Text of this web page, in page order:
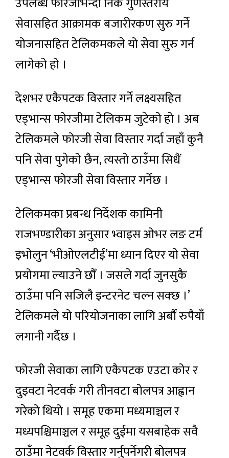
सेवासहित आक्रामक बजारीरकण सुरु गर्ने
योजनासहित टेलिकमकले यो सेवा सुरु गर्न
लागेको हो ।
देशभर एकैपटक विस्तार गर्ने लक्ष्यसहित
एड्भान्स फोरजीमा टेलिकम जुटेको हो । अब
टेलिकमले फोरजी सेवा विस्तार गर्दा जहाँ कुनै
पनि सेवा पुगेको छैन, त्यस्तो ठाउँमा सिधैं
एड्भान्स फोरजी सेवा विस्तार गर्नेछ ।
टेलिकमका प्रबन्ध निर्देशक कामिनी
राजभण्डारीका अनुसार भ्वाइस ओभर लङ टर्म
इभोलुन ‘भीओएलटीई’मा ध्यान दिएर यो सेवा
प्रयोगमा ल्याउने छौँ । जसले गर्दा जुनसुकै
ठाउँमा पनि सजिलै इन्टरनेट चल्न सक्छ ।’
टेलिकमले यो परियोजनाका लागि अर्बौं रुपैयाँ
लगानी गर्दैछ ।
फोरजी सेवाका लागि एकैपटक एउटा कोर र
दुइवटा नेटवर्क गरी तीनवटा बोलपत्र आह्वान
गरेको थियो । समूह एकमा मध्यमाञ्चल र
मध्यपश्चिमाञ्चल र समूह दुईमा यसबाहेक सवै
ठाउँमा नेटवर्क विस्तार गर्नुपर्नेगरी बोलपत्र